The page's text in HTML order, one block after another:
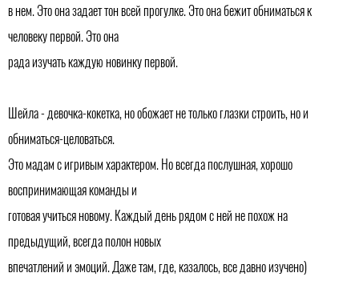
в нем. Это она задает тон всей прогулке. Это она бежит обниматься к
человеку первой. Это она
рада изучать каждую новинку первой.
Шейла - девочка-кокетка, но обожает не только глазки строить, но и
обниматься-целоваться.
Это мадам с игривым характером. Но всегда послушная, хорошо
воспринимающая команды и
готовая учиться новому. Каждый день рядом с ней не похож на
предыдущий, всегда полон новых
впечатлений и эмоций. Даже там, где, казалось, все давно изучено)